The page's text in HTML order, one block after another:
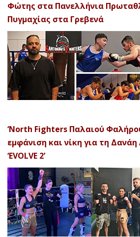
Φώτης στα Πανελλήνια
Πυγμαχίας στα Γρεβενά
‘North Fighters Παλαιού
εμφάνιση και νίκη για τη
‘EVOLVE 2’